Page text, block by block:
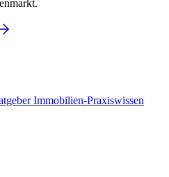
Immobilien-Praxiswissen